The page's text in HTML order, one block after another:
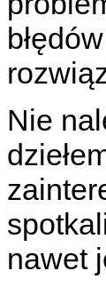
Nie
nawet